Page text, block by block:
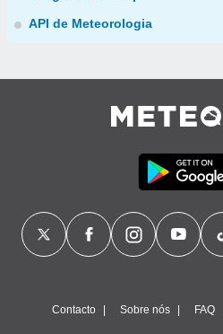
API de Meteorologia
Contacto Sobre nós FAQ